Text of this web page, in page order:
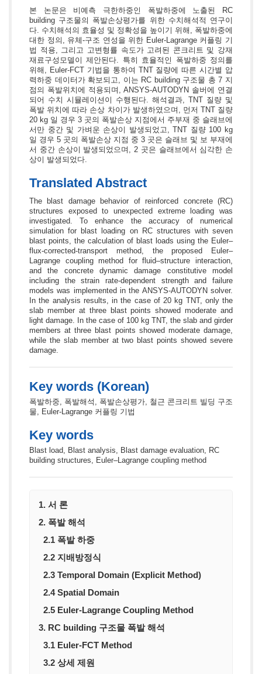
본 논문은 비예측 극한하중인 폭발하중에 노출된 RC
building 구조물의 폭발손상평가를 위한 수치해석적 연구이
다. 수치해석의 효율성 및 정확성을 높이기 위해, 폭발하중에
대한 정의, 유체-구조 연성을 위한 Euler-Lagrange 커플링 기
법 적용, 그리고 고변형률 속도가 고려된 콘크리트 및 강재
재료구성모델이 제안된다. 특히 효율적인 폭발하중 정의를
위해, Euler-FCT 기법을 통하여 TNT 질량에 따른 시간별 압
력하중 데이터가 확보되고, 이는 RC building 구조물 총 7 지
점의 폭발위치에 적용되며, ANSYS-AUTODYN 솔버에 연결
되어 수치 시뮬레이션이 수행된다. 해석결과, TNT 질량 및
폭발 위치에 따라 손상 차이가 발생하였으며, 먼저 TNT 질량
20 kg 일 경우 3 곳의 폭발손상 지점에서 주부재 중 슬래브에
서만 중간 및 가벼운 손상이 발생되었고, TNT 질량 100 kg
일 경우 5 곳의 폭발손상 지점 중 3 곳은 슬래브 및 보 부재에
서 중간 손상이 발생되었으며, 2 곳은 슬래브에서 심각한 손
상이 발생되었다.
Translated Abstract
The blast damage behavior of reinforced concrete (RC)
structures exposed to unexpected extreme loading was
investigated. To enhance the accuracy of numerical
simulation for blast loading on RC structures with seven
blast points, the calculation of blast loads using the Euler–
flux-corrected-transport method, the proposed Euler–
Lagrange coupling method for fluid–structure interaction,
and the concrete dynamic damage constitutive model
including the strain rate-dependent strength and failure
models was implemented in the ANSYS-AUTODYN solver.
In the analysis results, in the case of 20 kg TNT, only the
slab member at three blast points showed moderate and
light damage. In the case of 100 kg TNT, the slab and girder
members at three blast points showed moderate damage,
while the slab member at two blast points showed severe
damage.
Key words (Korean)
폭발하중, 폭발해석, 폭발손상평가, 철근 콘크리트 빌딩 구조
물, Euler-Lagrange 커플링 기법
Key words
Blast load, Blast analysis, Blast damage evaluation, RC
building structures, Euler–Lagrange coupling method
1. 서 론
2. 폭발 해석
2.1 폭발 하중
2.2 지배방정식
2.3 Temporal Domain (Explicit Method)
2.4 Spatial Domain
2.5 Euler-Lagrange Coupling Method
3. RC building 구조물 폭발 해석
3.1 Euler-FCT Method
3.2 상세 제원